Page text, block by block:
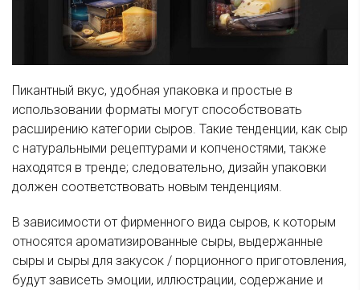
Пикантный вкус, удобная упаковка и простые в
использовании форматы могут способствовать
расширению категории сыров. Такие тенденции, как сыр
с натуральными рецептурами и копченостями, также
находятся в тренде; следовательно, дизайн упаковки
должен соответствовать новым тенденциям.
В зависимости от фирменного вида сыров, к которым
относятся ароматизированные сыры, выдержанные
сыры и сыры для закусок / порционного приготовления,
будут зависеть эмоции, иллюстрации, содержание и